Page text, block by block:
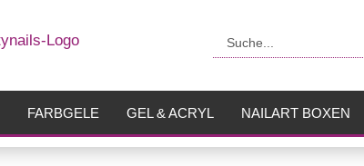
FARBGELE GEL & ACRYL NAILART BOXEN